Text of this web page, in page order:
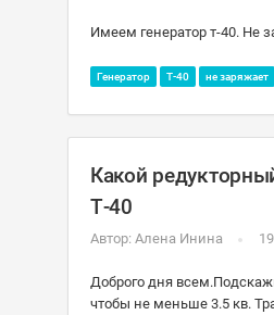
Имеем генератор т-40. Не
Генератор Т-40 не заряжает
Какой
Т-40
Автор: Алена Инина
Доброго дня
чтобы не меньше 3.5 кв.